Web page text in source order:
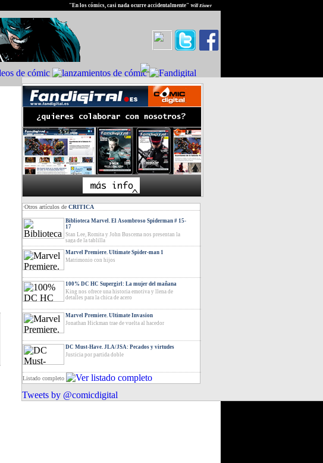
"En los cómics, casi nada ocurre accidentalmente" Will Eisner
·Otros artículos de CRITICA
Biblioteca Marvel. El Asombroso Spiderman # 15-
17
Stan Lee, Romita y John Buscema nos presentan la
saga de la tablilla
Marvel Premiere. Ultimate Spider-man 1
Matrimonio con hijos
100% DC HC Supergirl: La mujer del mañana
King nos ofrece una historia emotiva y llena de
detalles para la chica de acero
Marvel Premiere. Ultimate Invasion
Jonathan Hickman trae de vuelta al hacedor
DC Must-Have. JLA/JSA: Pecados y virtudes
Justicia por partida doble
Listado completo
Tweets by @comicdigital